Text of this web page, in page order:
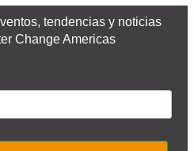
tendencias y noticias
Change Americas